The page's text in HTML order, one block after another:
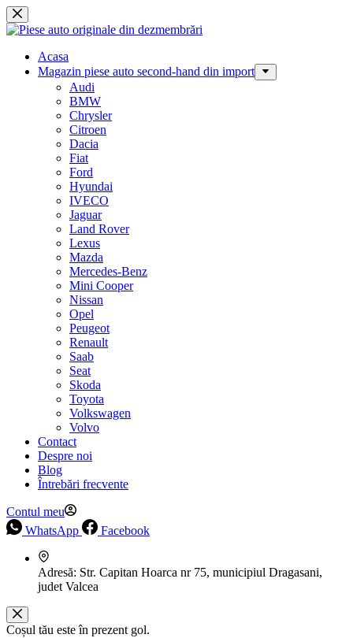
Sari
la
Acasa
Magazin piese auto second-hand din import
Audi
BMW
Chrysler
Citroen
Dacia
Fiat
Ford
Hyundai
IVECO
Jaguar
Land Rover
Lexus
Mazda
Mercedes-Benz
Mini Cooper
Nissan
Opel
Peugeot
Renault
Saab
Seat
Skoda
Toyota
Volkswagen
Volvo
Contact
Despre noi
Blog
Întrebări frecvente
Contul meu
WhatsApp
Facebook
Adresă: Str. Capitan Hoarca nr 75, municipiul Dragasani,
judet Valcea
Coșul tău este în prezent gol.